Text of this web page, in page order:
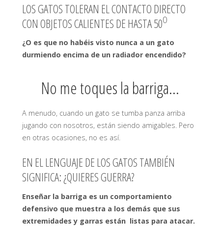
LOS GATOS TOLERAN EL CONTACTO DIRECTO
CON OBJETOS CALIENTES DE HASTA 50O
¿O es que no habéis visto nunca a un gato
durmiendo encima de un radiador encendido?
No me toques la barriga…
A menudo, cuando un gato se tumba panza arriba
jugando con nosotros, están siendo amigables. Pero
en otras ocasiones, no es así.
EN EL LENGUAJE DE LOS GATOS TAMBIÉN
SIGNIFICA: ¿QUIERES GUERRA?
Enseñar la barriga es un comportamiento
defensivo que muestra a los demás que sus
extremidades y garras están listas para atacar.